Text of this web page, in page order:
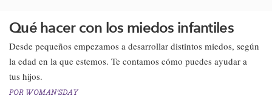
Qué hacer con los miedos infantiles
​Desde pequeños empezamos a desarrollar distintos miedos, según
la edad en la que estemos. Te contamos cómo puedes ayudar a
tus hijos.​
POR WOMAN'SDAY